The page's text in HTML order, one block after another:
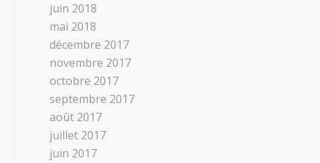
juin 2018
mai 2018
décembre 2017
novembre 2017
octobre 2017
septembre 2017
août 2017
juillet 2017
juin 2017